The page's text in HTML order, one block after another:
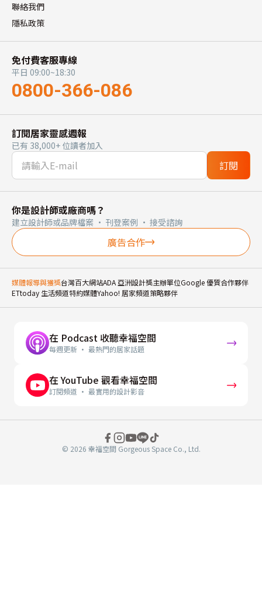
聯絡我們
隱私政策
免付費客服專線
平日 09:00~18:30
0800-366-086
訂閱居家靈感週報
已有 38,000+ 位讀者加入
訂閱
你是設計師或廠商嗎？
建立設計師或品牌檔案 · 刊登案例 · 接受諮詢
廣告合作
媒體報導與獲獎台灣百大網站ADA 亞洲設計獎主辦單位Google 優質合作夥伴
ETtoday 生活頻道特約媒體Yahoo! 居家頻道策略夥伴
在 Podcast 收聽幸福空間
每週更新 · 最熱門的居家話題
在 YouTube 觀看幸福空間
訂閱頻道 · 最實用的設計影音
© 2026 幸福空間 Gorgeous Space Co., Ltd.